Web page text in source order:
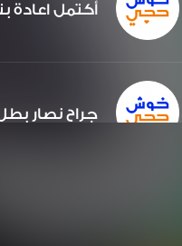
أكتمل اعادة
جراح نصار